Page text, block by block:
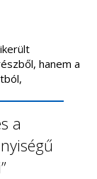
hanem a
a